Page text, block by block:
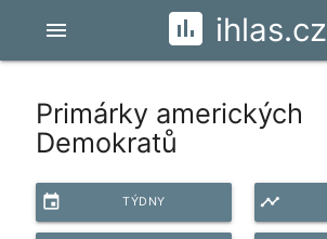
ihlas.cz
menu
Primárky amerických
Demokratů
event TÝDNY timeline